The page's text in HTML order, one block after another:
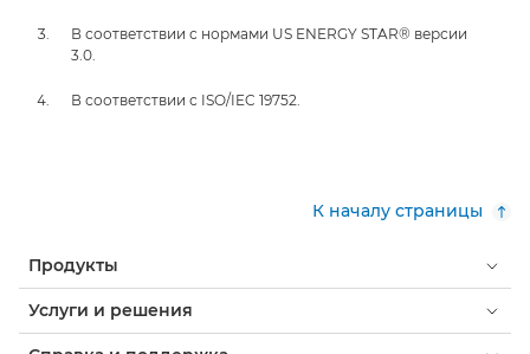
В соответствии с нормами US ENERGY STAR® версии
3.0.
В соответствии с ISO/IEC 19752.
К началу страницы
Продукты
Услуги и решения